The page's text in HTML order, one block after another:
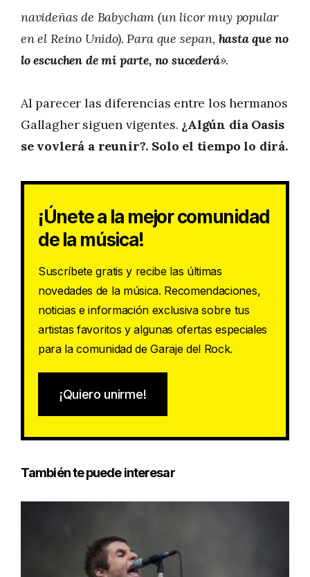
navideñas de Babycham (un licor muy popular
en el Reino Unido). Para que sepan, hasta que no
lo escuchen de mi parte, no sucederá».
Al parecer las diferencias entre los hermanos
Gallagher siguen vigentes. ¿Algún día Oasis
se vovlerá a reunir?. Solo el tiempo lo dirá.
¡Únete a la mejor comunidad
de la música!
Suscríbete gratis y recibe las últimas
novedades de la música. Recomendaciones,
noticias e información exclusiva sobre tus
artistas favoritos y algunas ofertas especiales
para la comunidad de Garaje del Rock.
¡Quiero unirme!
También te puede interesar